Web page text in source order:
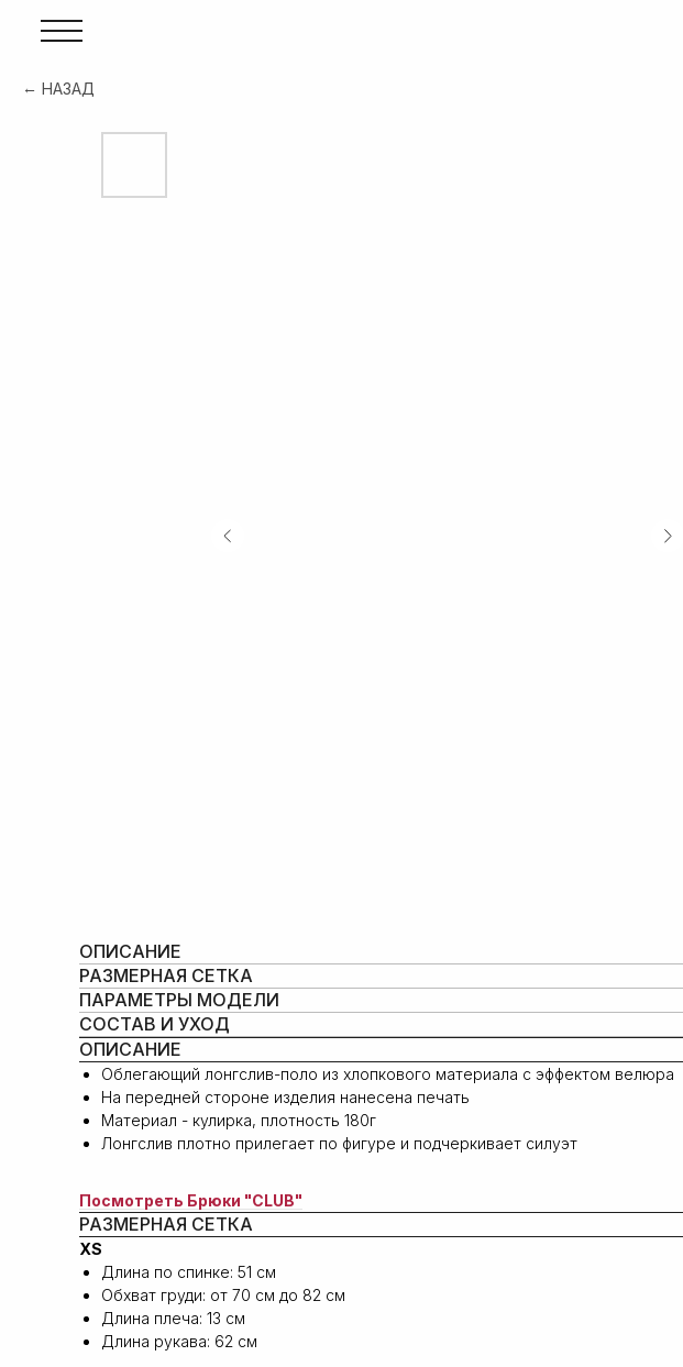
НАЗАД
ОПИСАНИЕ
РАЗМЕРНАЯ СЕТКА
ПАРАМЕТРЫ МОДЕЛИ
СОСТАВ И УХОД
ОПИСАНИЕ
Oблегающий лонгслив-поло из хлопкового материала с эффектом велюра
На передней стороне изделия нанесена печать
Материал - кулирка, плотность 180г
Лонгслив плотно прилегает по фигуре и подчеркивает силуэт
Посмотреть Брюки "CLUB"
РАЗМЕРНАЯ СЕТКА
XS
Длина по спинке: 51 см
Обхват груди: от 70 см до 82 см
Длина плеча: 13 cм
Длина рукава: 62 cм